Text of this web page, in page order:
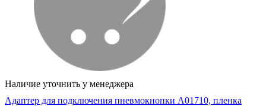
Наличие уточнить у менеджера
Адаптер для подключения пневмокнопки А01710, пленка